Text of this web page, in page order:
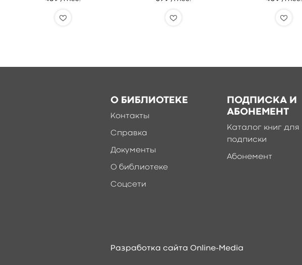
О БИБЛИОТЕКЕ
Контакты
Справка
Документы
О библиотеке
Соцсети
ПОДПИСКА И
АБОНЕМЕНТ
Каталог книг для
подписки
Абонемент
Разработка сайта Online-Media